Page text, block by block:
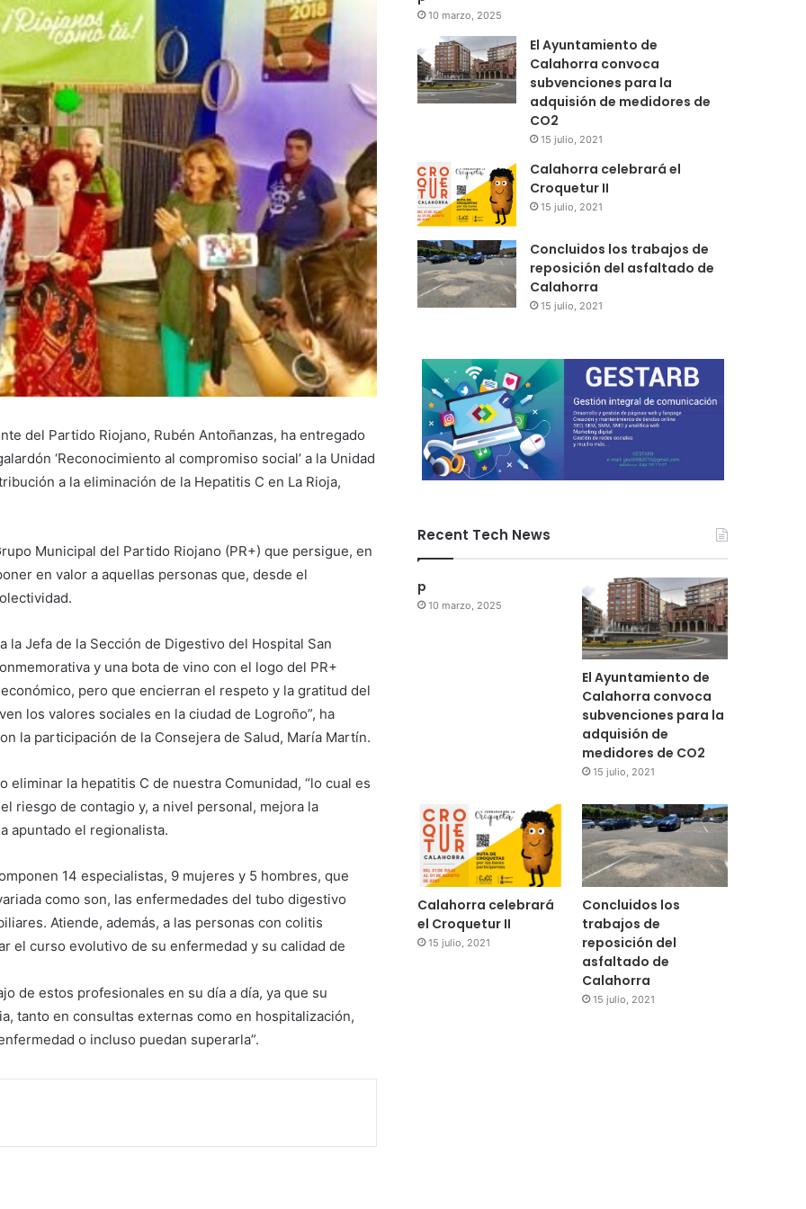
del Partido Riojano, Rubén Antoñanzas, ha entregado
‘Reconocimiento al compromiso social’ a la Unidad
a la eliminación de la Hepatitis C en La Rioja,
Municipal del Partido Riojano (PR+) que persigue, en
en valor a aquellas personas que, desde el
Jefa de la Sección de Digestivo del Hospital San
y una bota de vino con el logo del PR+
pero que encierran el respeto y la gratitud del
los valores sociales en la ciudad de Logroño”, ha
la participación de la Consejera de Salud, María Martín.
eliminar la hepatitis C de nuestra Comunidad, “lo cual es
riesgo de contagio y, a nivel personal, mejora la
apuntado el regionalista.
14 especialistas, 9 mujeres y 5 hombres, que
como son, las enfermedades del tubo digestivo
Atiende, además, a las personas con colitis
el curso evolutivo de su enfermedad y su calidad de
de estos profesionales en su día a día, ya que su
tanto en consultas externas como en hospitalización,
o incluso puedan superarla”.
10 marzo, 2025
El Ayuntamiento de
Calahorra convoca
subvenciones para la
adquisión de medidores de
CO2
15 julio, 2021
Calahorra celebrará el
Croquetur II
15 julio, 2021
Concluidos los trabajos de
reposición del asfaltado de
Calahorra
15 julio, 2021
Recent Tech News
p
10 marzo, 2025
El Ayuntamiento de
Calahorra convoca
subvenciones para la
adquisión de
medidores de CO2
15 julio, 2021
Calahorra celebrará
el Croquetur II
15 julio, 2021
Concluidos los
trabajos de
reposición del
asfaltado de
Calahorra
15 julio, 2021